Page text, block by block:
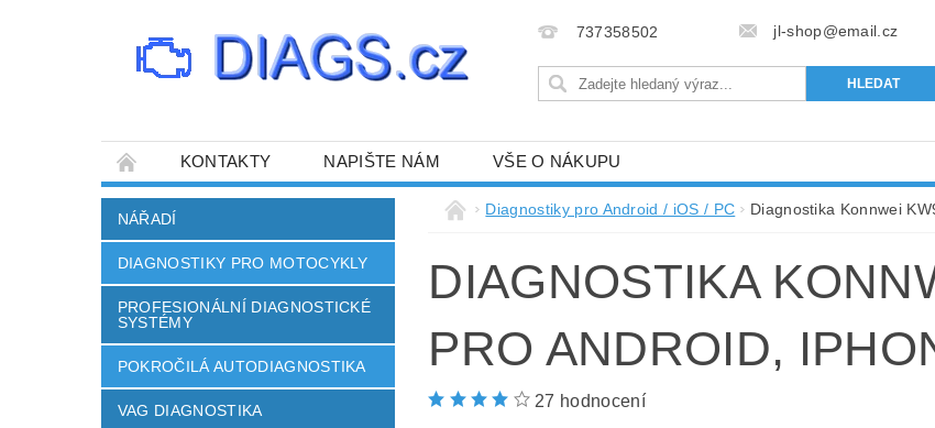
737358502 jl-shop@email.cz
KONTAKTY NAPIŠTE NÁM VŠE O NÁKUPU
NÁŘADÍ
DIAGNOSTIKY PRO MOTOCYKLY
PROFESIONÁLNÍ DIAGNOSTICKÉ
SYSTÉMY
POKROČILÁ AUTODIAGNOSTIKA
VAG DIAGNOSTIKA
Diagnostiky pro Android / iOS / PC Diagnostika Konnwei
DIAGNOSTIKA
PRO ANDROID,
27 hodnocení